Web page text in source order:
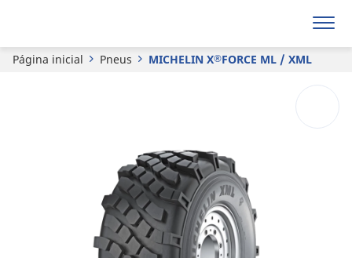
Página inicial Pneus MICHELIN X®FORCE ML / XML